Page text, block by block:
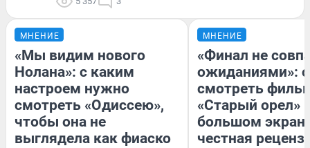
МНЕНИЕ
«Мы видим нового
Нолана»: с каким
настроем нужно
смотреть «Одиссею»,
чтобы она не
выглядела как фиаско
МНЕНИЕ
«Финал не
ожиданиями»:
смотреть
«Старый орел»
большом
честная